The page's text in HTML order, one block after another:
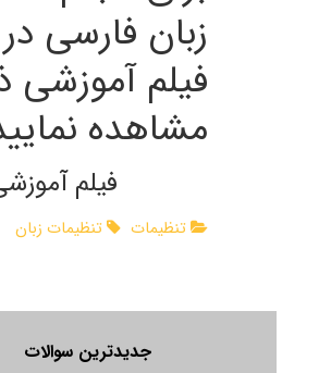
زبان فارسی
فیلم آموزشی
مشاهده
فیلم
تنظیمات تنظیمات زبان
جدیدترین سوالات